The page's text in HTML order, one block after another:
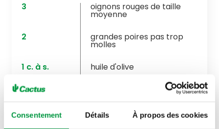
Consentement Détails À propos des cookies
3 oignons rouges de taille
moyenne
2
grandes poires pas trop
molles
1 c. à s.
huile d'olive
200g
3
œufs